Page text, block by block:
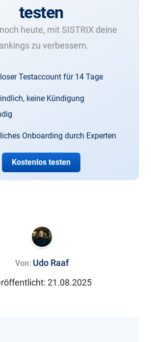
testen
heute, mit SISTRIX deine
zu verbessern.
Testaccount für 14 Tage
keine Kündigung
Onboarding durch Experten
Kostenlos testen
Von: Udo Raaf
21.08.2025